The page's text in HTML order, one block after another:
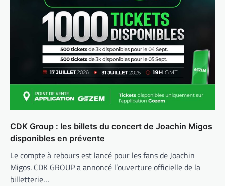
CDK Group : les billets du concert de Joachin Migos
disponibles en prévente
Le compte à rebours est lancé pour les fans de Joachin
Migos. CDK GROUP a annoncé l’ouverture officielle de la
billetterie…